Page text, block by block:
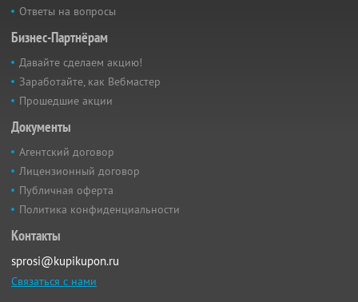
Ответы на вопросы
Бизнес-Партнёрам
Давайте сделаем акцию!
Заработайте, как Вебмастер
Прошедшие акции
Документы
Агентский договор
Лицензионный договор
Публичная оферта
Политика конфиденциальности
Контакты
sprosi@kupikupon.ru
Связаться с нами